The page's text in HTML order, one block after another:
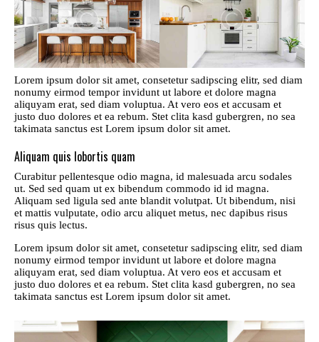
Lorem ipsum dolor sit amet, consetetur sadipscing elitr, sed diam
nonumy eirmod tempor invidunt ut labore et dolore magna
aliquyam erat, sed diam voluptua. At vero eos et accusam et
justo duo dolores et ea rebum. Stet clita kasd gubergren, no sea
takimata sanctus est Lorem ipsum dolor sit amet.
Aliquam quis lobortis quam
Curabitur pellentesque odio magna, id malesuada arcu sodales
ut. Sed sed quam ut ex bibendum commodo id id magna.
Aliquam sed ligula sed ante blandit volutpat. Ut bibendum, nisi
et mattis vulputate, odio arcu aliquet metus, nec dapibus risus
risus quis lectus.
Lorem ipsum dolor sit amet, consetetur sadipscing elitr, sed diam
nonumy eirmod tempor invidunt ut labore et dolore magna
aliquyam erat, sed diam voluptua. At vero eos et accusam et
justo duo dolores et ea rebum. Stet clita kasd gubergren, no sea
takimata sanctus est Lorem ipsum dolor sit amet.